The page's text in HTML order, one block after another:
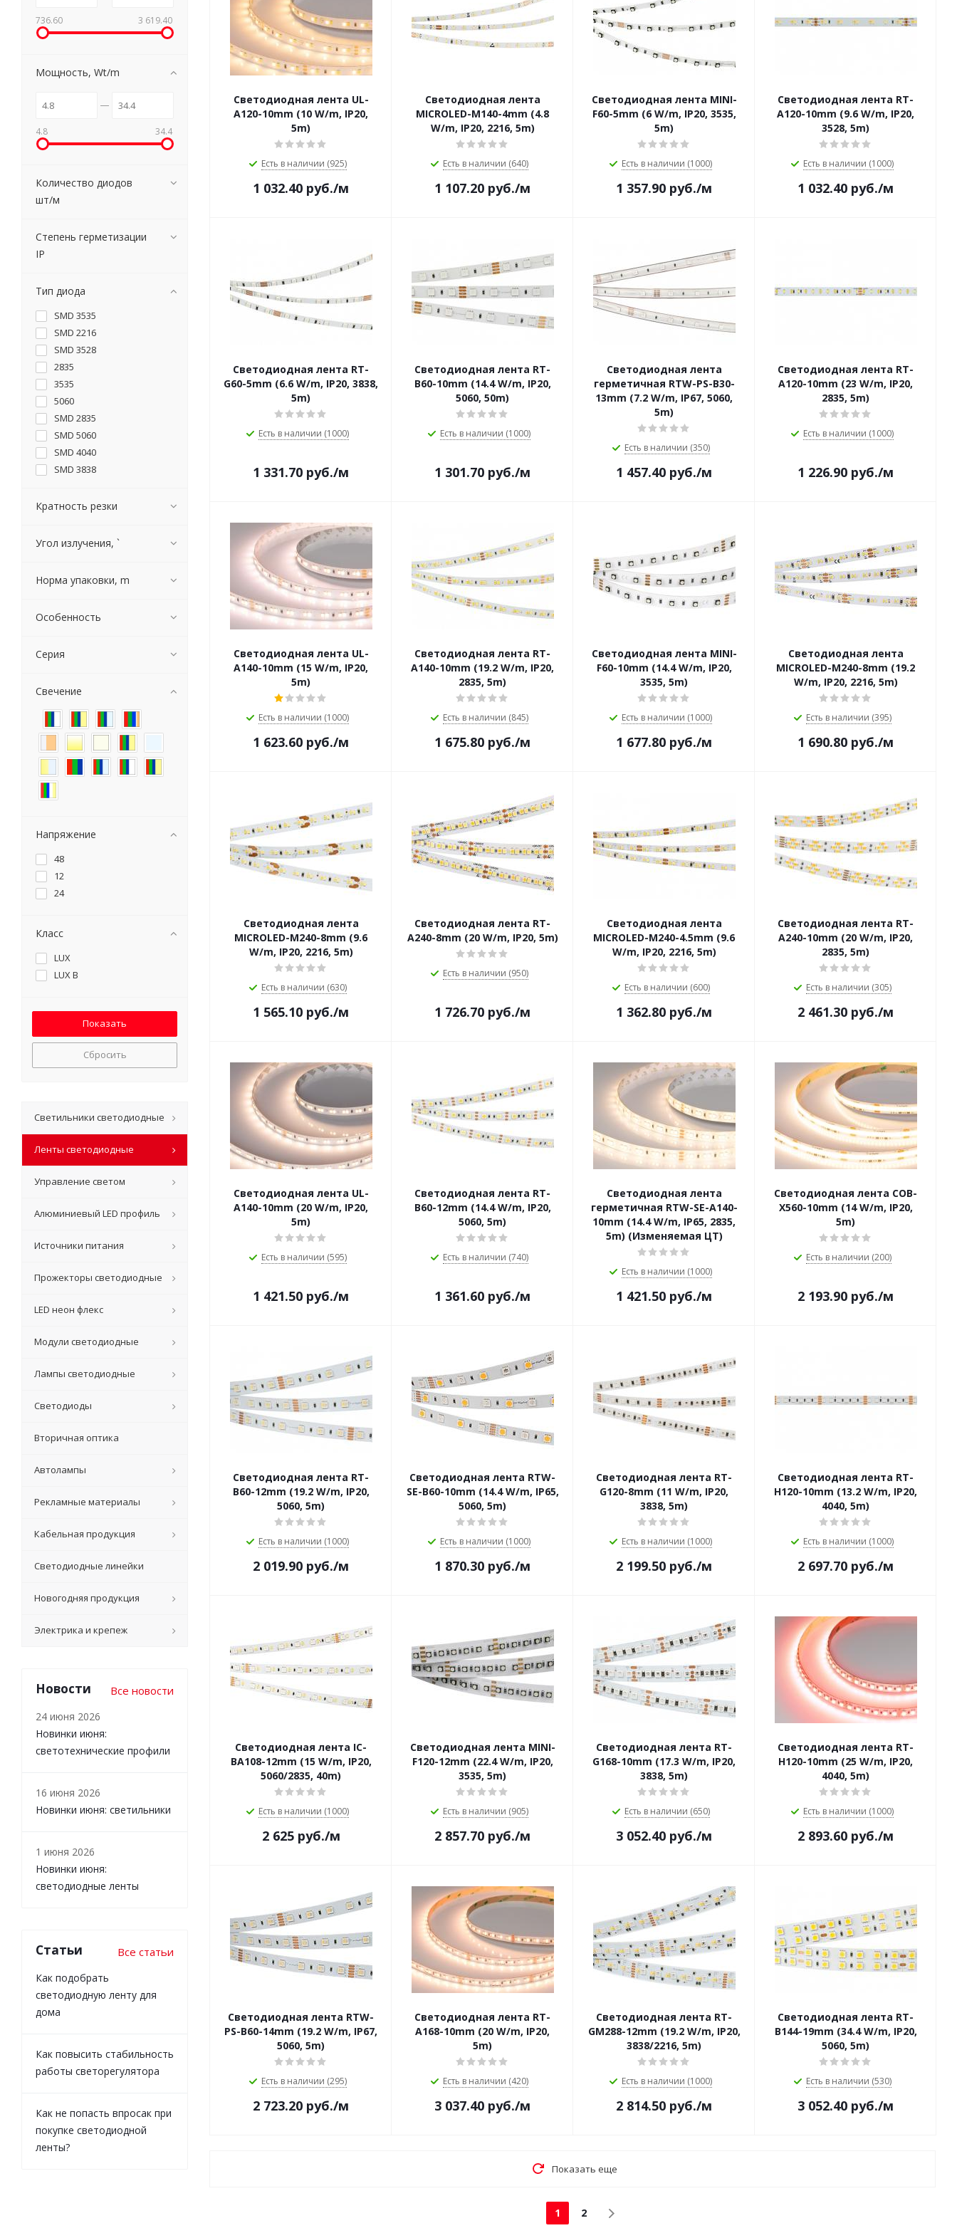
Светодиодная лента UL-
A120-10mm (10 W/m, IP20,
5m)
Есть в наличии (925)
1 032.40 руб./м
Светодиодная лента
MICROLED-M140-4mm (4.8
W/m, IP20, 2216, 5m)
Есть в наличии (640)
1 107.20 руб./м
Светодиодная лента MINI-
F60-5mm (6 W/m, IP20, 3535,
5m)
Есть в наличии (1000)
1 357.90 руб./м
Светодиодная лента RT-
A120-10mm (9.6 W/m, IP20,
3528, 5m)
Есть в наличии (1000)
1 032.40 руб./м
Светодиодная лента RT-
G60-5mm (6.6 W/m, IP20, 3838,
5m)
Есть в наличии (1000)
1 331.70 руб./м
Светодиодная лента RT-
B60-10mm (14.4 W/m, IP20,
5060, 50m)
Есть в наличии (1000)
1 301.70 руб./м
Светодиодная лента
герметичная RTW-PS-B30-
13mm (7.2 W/m, IP67, 5060,
5m)
Есть в наличии (350)
1 457.40 руб./м
Светодиодная лента RT-
A120-10mm (23 W/m, IP20,
2835, 5m)
Есть в наличии (1000)
1 226.90 руб./м
Светодиодная лента UL-
A140-10mm (15 W/m, IP20,
5m)
Есть в наличии (1000)
1 623.60 руб./м
Светодиодная лента RT-
A140-10mm (19.2 W/m, IP20,
2835, 5m)
Есть в наличии (845)
1 675.80 руб./м
Светодиодная лента MINI-
F60-10mm (14.4 W/m, IP20,
3535, 5m)
Есть в наличии (1000)
1 677.80 руб./м
Светодиодная лента
MICROLED-M240-8mm (19.2
W/m, IP20, 2216, 5m)
Есть в наличии (395)
1 690.80 руб./м
Светодиодная лента
MICROLED-M240-8mm (9.6
W/m, IP20, 2216, 5m)
Есть в наличии (630)
1 565.10 руб./м
Светодиодная лента RT-
A240-8mm (20 W/m, IP20, 5m)
Есть в наличии (950)
1 726.70 руб./м
Светодиодная лента
MICROLED-M240-4.5mm (9.6
W/m, IP20, 2216, 5m)
Есть в наличии (600)
1 362.80 руб./м
Светодиодная лента RT-
A240-10mm (20 W/m, IP20,
2835, 5m)
Есть в наличии (305)
2 461.30 руб./м
Светодиодная лента UL-
A140-10mm (20 W/m, IP20,
5m)
Есть в наличии (595)
1 421.50 руб./м
Светодиодная лента RT-
B60-12mm (14.4 W/m, IP20,
5060, 5m)
Есть в наличии (740)
1 361.60 руб./м
Светодиодная лента
герметичная RTW-SE-A140-
10mm (14.4 W/m, IP65, 2835,
5m) (Изменяемая ЦТ)
Есть в наличии (1000)
1 421.50 руб./м
Светодиодная лента COB-
X560-10mm (14 W/m, IP20,
5m)
Есть в наличии (200)
2 193.90 руб./м
Светодиодная лента RT-
B60-12mm (19.2 W/m, IP20,
5060, 5m)
Есть в наличии (1000)
2 019.90 руб./м
Светодиодная лента RTW-
SE-B60-10mm (14.4 W/m, IP65,
5060, 5m)
Есть в наличии (1000)
1 870.30 руб./м
Светодиодная лента RT-
G120-8mm (11 W/m, IP20,
3838, 5m)
Есть в наличии (1000)
2 199.50 руб./м
Светодиодная лента RT-
H120-10mm (13.2 W/m, IP20,
4040, 5m)
Есть в наличии (1000)
2 697.70 руб./м
Светодиодная лента IC-
BA108-12mm (15 W/m, IP20,
5060/2835, 40m)
Есть в наличии (1000)
2 625руб./м
Светодиодная лента MINI-
F120-12mm (22.4 W/m, IP20,
3535, 5m)
Есть в наличии (905)
2 857.70 руб./м
Светодиодная лента RT-
G168-10mm (17.3 W/m, IP20,
3838, 5m)
Есть в наличии (650)
3 052.40 руб./м
Светодиодная лента RT-
H120-10mm (25 W/m, IP20,
4040, 5m)
Есть в наличии (1000)
2 893.60 руб./м
Светодиодная лента RTW-
PS-B60-14mm (19.2 W/m, IP67,
5060, 5m)
Есть в наличии (295)
2 723.20 руб./м
Светодиодная лента RT-
A168-10mm (20 W/m, IP20,
5m)
Есть в наличии (420)
3 037.40 руб./м
Светодиодная лента RT-
GM288-12mm (19.2 W/m, IP20,
3838/2216, 5m)
Есть в наличии (1000)
2 814.50 руб./м
Светодиодная лента RT-
B144-19mm (34.4 W/m, IP20,
5060, 5m)
Есть в наличии (530)
3 052.40 руб./м
Показать еще
1 2
736.60 3 619.40
Мощность, Wt/m
4.8 34.4
Количество диодов
шт/м
Степень герметизации
IP
Тип диода
SMD 3535
SMD 2216
SMD 3528
2835
3535
5060
SMD 2835
SMD 5060
SMD 4040
SMD 3838
5060/2835
SMD 3838/2216
Кратность резки
Угол излучения, `
Норма упаковки, m
Особенность
Серия
Свечение
Напряжение
48
12
24
Класс
LUX
LUX B
Сбросить
Светильники светодиодные
Ленты светодиодные
Управление светом
Алюминиевый LED профиль
Источники питания
Прожекторы светодиодные
LED неон флекс
Модули светодиодные
Лампы светодиодные
Светодиоды
Вторичная оптика
Автолампы
Рекламные материалы
Кабельная продукция
Светодиодные линейки
Новогодняя продукция
Электрика и крепеж
Новости Все новости
24 июня 2026
Новинки июня:
светотехнические профили
16 июня 2026
Новинки июня: светильники
1 июня 2026
Новинки июня:
светодиодные ленты
Статьи Все статьи
Как подобрать
светодиодную ленту для
дома
Как повысить стабильность
работы светорегулятора
Как не попасть впросак при
покупке светодиодной
ленты?